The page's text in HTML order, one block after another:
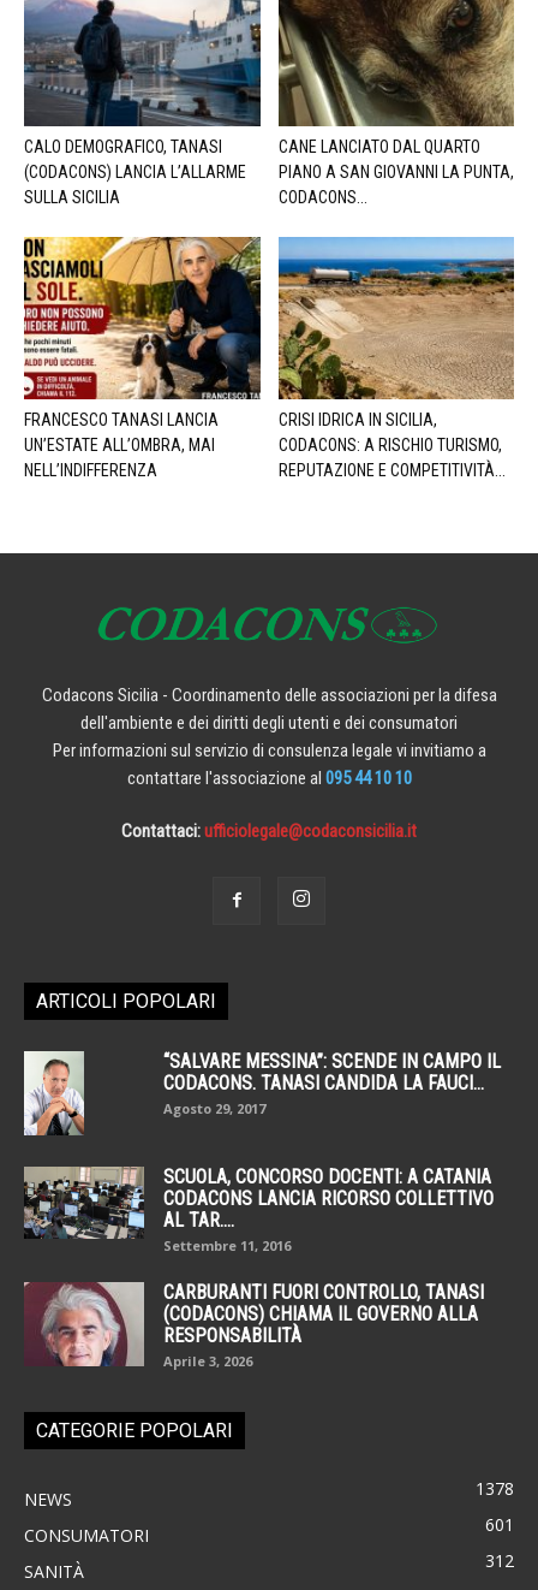
CALO DEMOGRAFICO, TANASI
(CODACONS) LANCIA L’ALLARME
SULLA SICILIA
CANE LANCIATO DAL QUARTO
PIANO A SAN GIOVANNI LA PUNTA,
CODACONS...
FRANCESCO TANASI LANCIA
UN’ESTATE ALL’OMBRA, MAI
NELL’INDIFFERENZA
CRISI IDRICA IN SICILIA,
CODACONS: A RISCHIO TURISMO,
REPUTAZIONE E COMPETITIVITÀ...
Codacons Sicilia - Coordinamento delle associazioni per la difesa
dell'ambiente e dei diritti degli utenti e dei consumatori
Per informazioni sul servizio di consulenza legale vi invitiamo a
contattare l'associazione al 095 44 10 10
Contattaci:ufficiolegale@codaconsicilia.it
ARTICOLI POPOLARI
“SALVARE MESSINA”: SCENDE IN CAMPO IL
CODACONS. TANASI CANDIDA LA FAUCI...
Agosto 29, 2017
SCUOLA, CONCORSO DOCENTI: A CATANIA
CODACONS LANCIA RICORSO COLLETTIVO
AL TAR....
Settembre 11, 2016
CARBURANTI FUORI CONTROLLO, TANASI
(CODACONS) CHIAMA IL GOVERNO ALLA
RESPONSABILITÀ
Aprile 3, 2026
CATEGORIE POPOLARI
NEWS 1378
CONSUMATORI 601
SANITÀ
312